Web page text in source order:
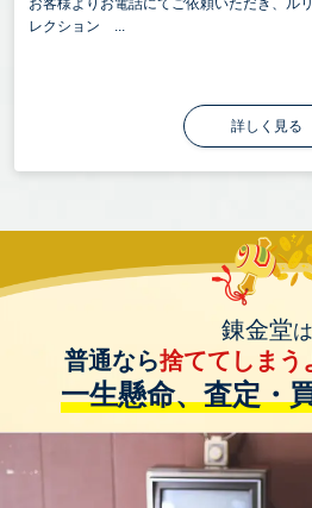
レクション ...
詳しく見る
錬金堂は
普通なら捨ててしまう
一生懸命、査定・